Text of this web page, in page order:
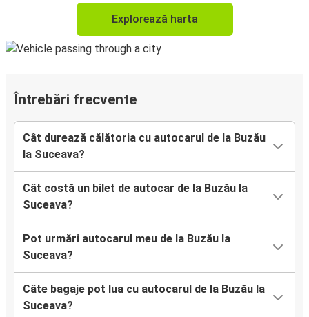
Explorează harta
Întrebări frecvente
Cât durează călătoria cu autocarul de la Buzău
la Suceava?
Cât costă un bilet de autocar de la Buzău la
Suceava?
Pot urmări autocarul meu de la Buzău la
Suceava?
Câte bagaje pot lua cu autocarul de la Buzău la
Suceava?